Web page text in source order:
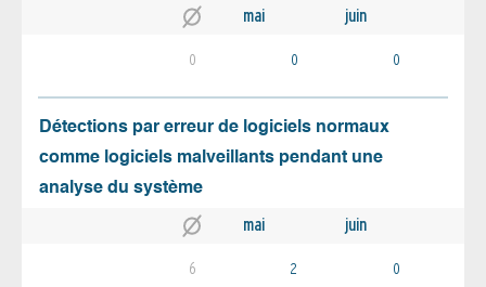
mai juin
0 0 0
Détections par erreur de logiciels normaux
comme logiciels malveillants pendant une
analyse du système
mai juin
6 2 0